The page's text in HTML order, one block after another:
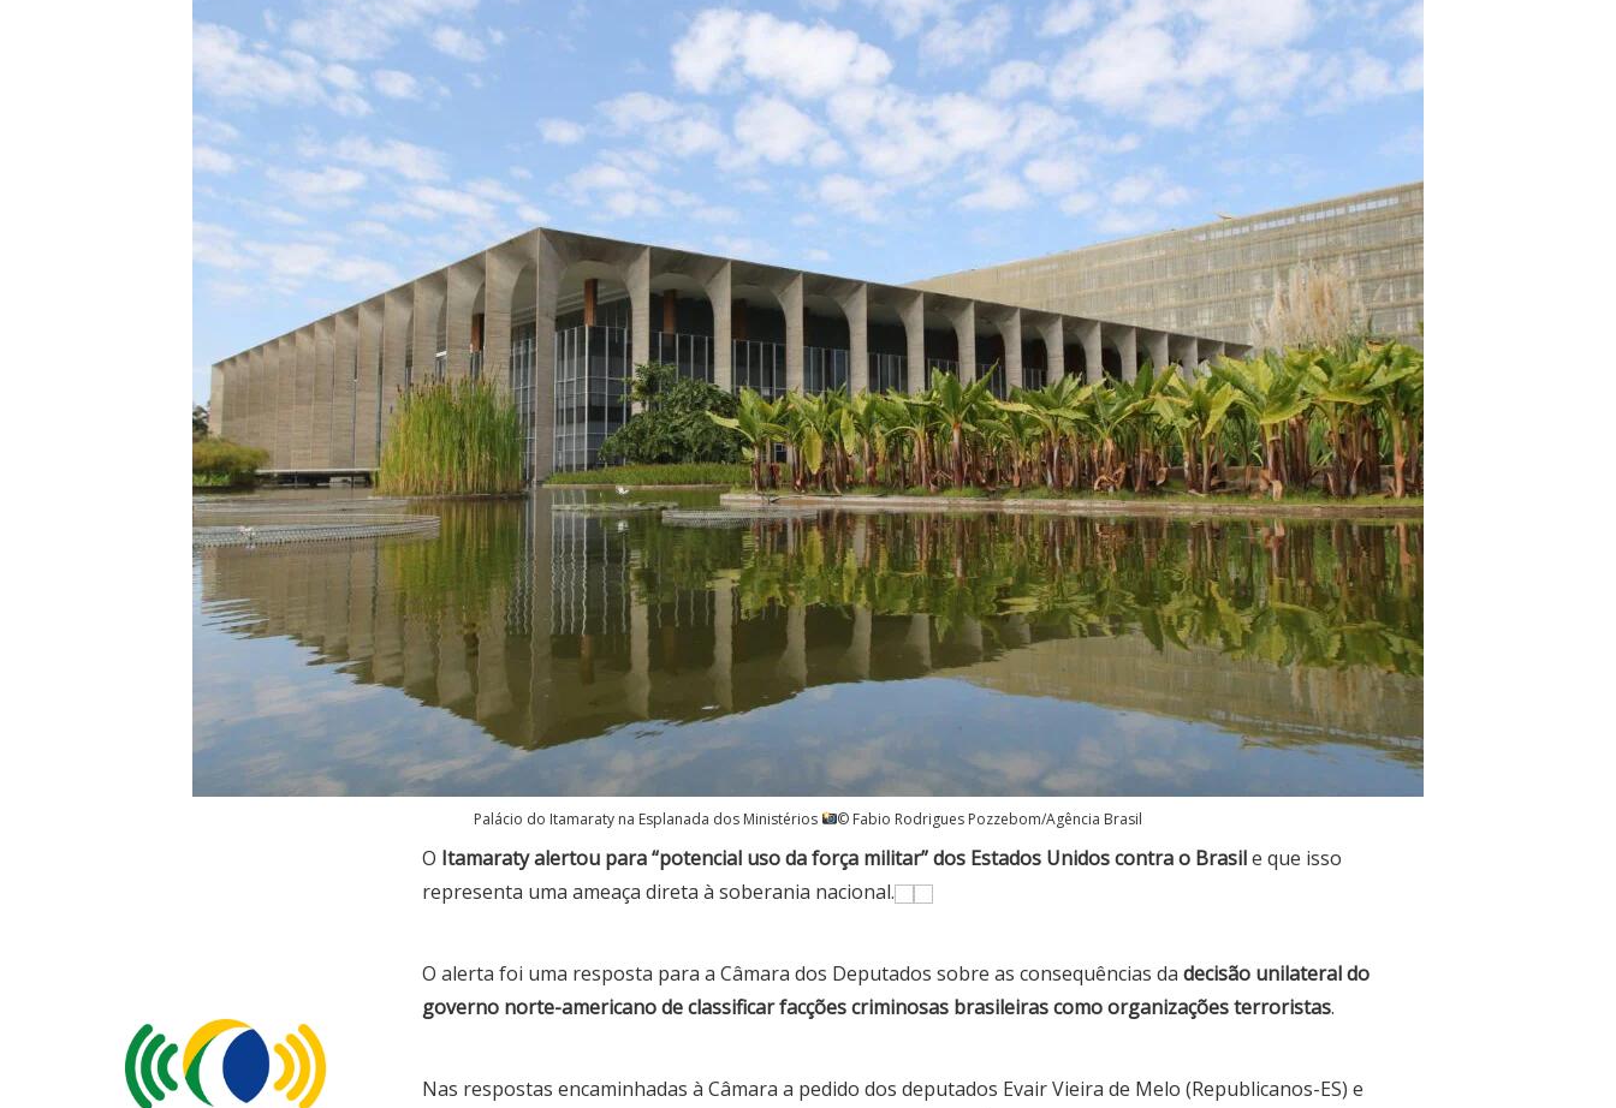
Palácio do Itamaraty na Esplanada dos Ministérios © Fabio Rodrigues Pozzebom/Agência Brasil
O Itamaraty alertou para “potencial uso da força militar” dos Estados Unidos contra o Brasile que isso
representa uma ameaça direta à soberania nacional.
O alerta foi uma resposta para a Câmara dos Deputados sobre as consequências da decisão unilateral do
governo norte-americano de classificar facções criminosas brasileiras como organizações terroristas.
Nas respostas encaminhadas à Câmara a pedido dos deputados Evair Vieira de Melo (Republicanos-ES) e